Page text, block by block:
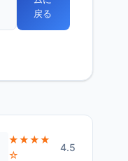
戻る
★★★★
☆
4.5